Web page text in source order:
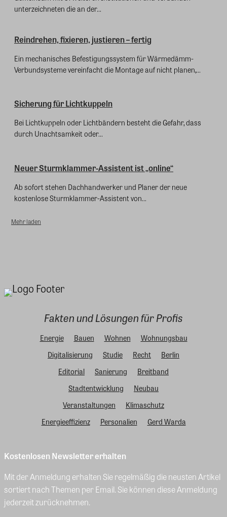
unterzeichneten die an der...
Reindrehen, fixieren, justieren – fertig
Ein mechanisches Befestigungssystem für Wärmedämm-
Verbundsysteme vereinfacht die Montage auf nicht planen,...
Sicherung für Lichtkuppeln
Bei Lichtkuppeln oder Lichtbändern besteht die Gefahr, dass
durch Unachtsamkeit oder...
Neuer Sturmklammer-Assistent ist „online“
Ab sofort stehen Dachhandwerker und Planer der neue
kostenlose Sturmklammer-Assistent von...
Mehr laden
Fakten und Lösungen für Profis
Energie Bauen Wohnen
Wohnungsbau
Digitalisierung
Studie Recht
Berlin
Editorial
Sanierung
Breitband
Stadtentwicklung
Neubau
Veranstaltungen
Klimaschutz
Energieeffizienz
Personalien Gerd Warda
Kostenlosen Newsletter erhalten
Mit der Anmeldung erhalten Sie regelmäßig die neusten Artikel
sortiert nach Themen per Email. Sie können diese Anmeldung
jederzeit zurücknehmen.